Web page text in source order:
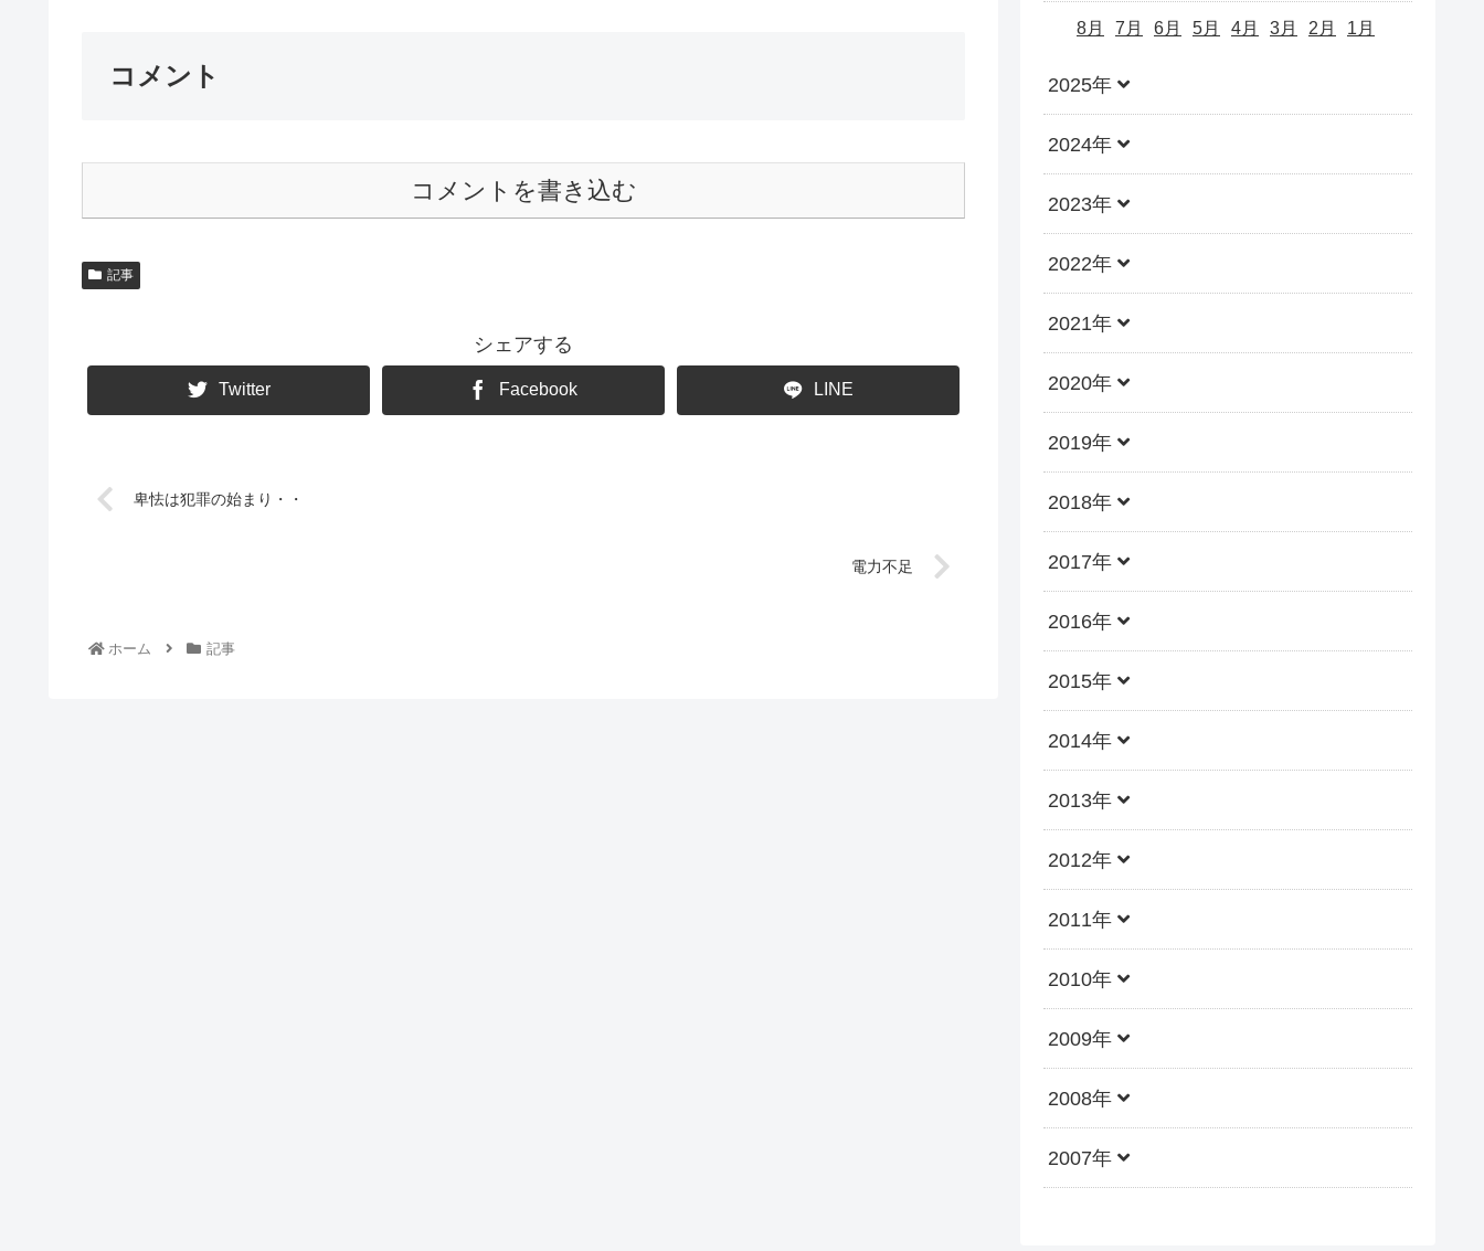
コメント
コメントを書き込む
記事
シェアする
Twitter Facebook LINE
卑怯は犯罪の始まり・・
電力不足
ホーム 記事
8月 7月 6月 5月 4月 3月 2月 1月
2025年
2024年
2023年
2022年
2021年
2020年
2019年
2018年
2017年
2016年
2015年
2014年
2013年
2012年
2011年
2010年
2009年
2008年
2007年